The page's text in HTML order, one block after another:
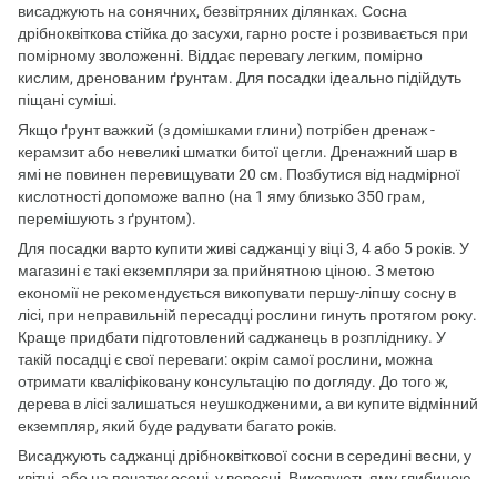
висаджують на сонячних, безвітряних ділянках. Сосна
дрібноквіткова стійка до засухи, гарно росте і розвивається при
помірному зволоженні. Віддає перевагу легким, помірно
кислим, дренованим ґрунтам. Для посадки ідеально підійдуть
піщані суміші.
Якщо ґрунт важкий (з домішками глини) потрібен дренаж -
керамзит або невеликі шматки битої цегли. Дренажний шар в
ямі не повинен перевищувати 20 см. Позбутися від надмірної
кислотності допоможе вапно (на 1 яму близько 350 грам,
перемішують з ґрунтом).
Для посадки варто купити живі саджанці у віці 3, 4 або 5 років. У
магазині є такі екземпляри за прийнятною ціною. З метою
економії не рекомендується викопувати першу-ліпшу сосну в
лісі, при неправильній пересадці рослини гинуть протягом року.
Краще придбати підготовлений саджанець в розпліднику. У
такій посадці є свої переваги: окрім самої рослини, можна
отримати кваліфіковану консультацію по догляду. До того ж,
дерева в лісі залишаться неушкодженими, а ви купите відмінний
екземпляр, який буде радувати багато років.
Висаджують саджанці дрібноквіткової сосни в середині весни, у